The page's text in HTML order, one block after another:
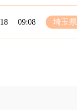
09:08 埼玉県